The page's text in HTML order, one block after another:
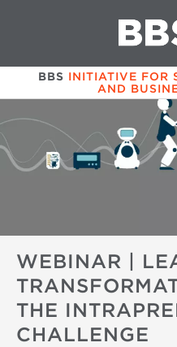
BBS INITIATIVE FOR
AND
WEBINAR |
THE
CHALLENGE